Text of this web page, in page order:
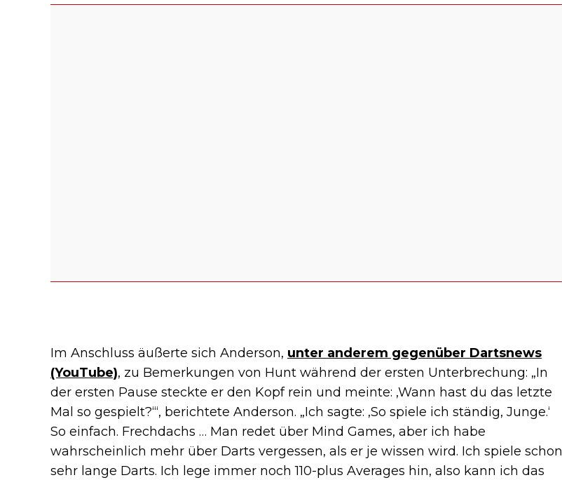
Im Anschluss äußerte sich Anderson, unter anderem gegenüber Dartsnews
(YouTube), zu Bemerkungen von Hunt während der ersten Unterbrechung: „In
der ersten Pause steckte er den Kopf rein und meinte: ‚Wann hast du das letzte
Mal so gespielt?‘“, berichtete Anderson. „Ich sagte: ‚So spiele ich ständig, Junge.‘
So einfach. Frechdachs … Man redet über Mind Games, aber ich habe
wahrscheinlich mehr über Darts vergessen, als er je wissen wird. Ich spiele schon
sehr lange Darts. Ich lege immer noch 110-plus Averages hin, also kann ich das